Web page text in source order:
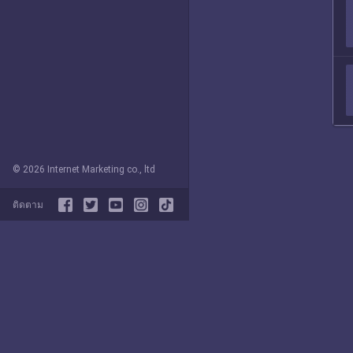
© 2026 Internet Marketing co., ltd
ติดตาม